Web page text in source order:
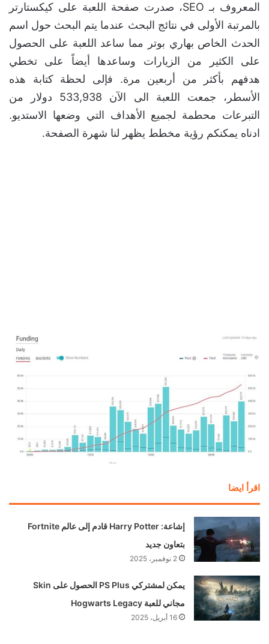
المعروف بـ SEO، صدرت صفحة اللعبة على كيكستارتر
بالمرتبة الأولى في نتائج البحث عندما يتم البحث حول اسم
الحدث الخاص بهاري بوتر مما ساعد اللعبة على الحصول
على الكثير من الزيارات وساعدها أيضاً على تخطي
هدفهم بأكثر من أربعين مرة. فإلى لحظة كتابة هذه
الأسطر، جمعت اللعبة الى الآن 533,938 دولار من
التبرعات محطمة لجميع الأهداف التي وضعها الاستديو.
ادناه يمكنكم رؤية مخطط يظهر لنا شهرة الصفحة.
اقرأ ايضا
إشاعة: Harry Potter قادم إلى عالم Fortnite
بتعاون جديد
2 نوفمبر، 2025
يمكن لمشتركي PS Plus الحصول على Skin
مجاني للعبة Hogwarts Legacy
16 أبريل، 2025